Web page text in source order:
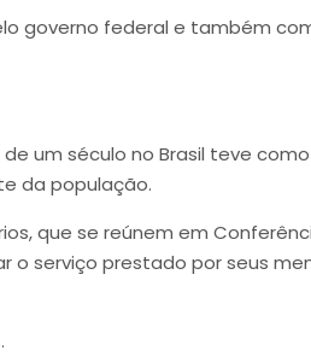
governo federal e também
um século no Brasil teve como
da população.
que se reúnem em
o serviço prestado por seus